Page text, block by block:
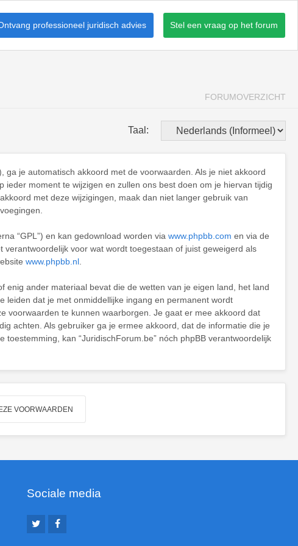
Stel een vraag op het forum
professioneel juridisch advies
FORUMOVERZICHT
Taal:
ga je automatisch akkoord met de voorwaarden. Als je niet akkoord
moment te wijzigen en zullen ons best doen om je hiervan tijdig
met deze wijzigingen, maak dan niet langer gebruik van
“GPL”) en kan gedownload worden via www.phpbb.com en via de
verantwoordelijk voor wat wordt toegestaan of juist geweigerd als
www.phpbb.nl
ander materiaal bevat die de wetten van je eigen land, het land
leiden dat je met onmiddellijke ingang en permanent wordt
voorwaarden te kunnen waarborgen. Je gaat er mee akkoord dat
achten. Als gebruiker ga je ermee akkoord, dat de informatie die je
kan “JuridischForum.be” nóch phpBB verantwoordelijk
Sociale media